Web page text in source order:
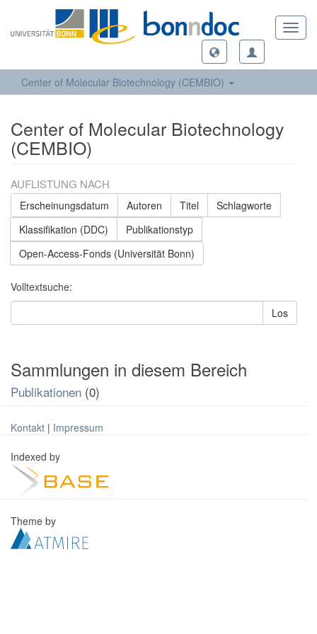
Center of Molecular Biotechnology (CEMBIO)
Center of Molecular Biotechnology
(CEMBIO)
AUFLISTUNG NACH
Erscheinungsdatum Autoren Titel
Schlagworte
Klassifikation (DDC)
Publikationstyp
Open-Access-Fonds (Universität Bonn)
Volltextsuche:
Los
Sammlungen in diesem Bereich
Publikationen (0)
Kontakt | Impressum
Indexed by
Theme by